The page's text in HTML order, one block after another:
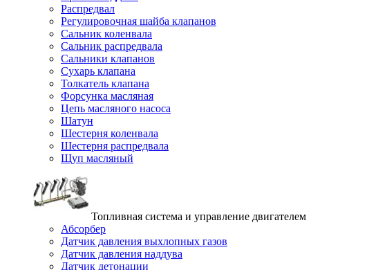
Распредвал
Регулировочная шайба клапанов
Сальник коленвала
Сальник распредвала
Сальники клапанов
Сухарь клапана
Толкатель клапана
Форсунка масляная
Цепь масляного насоса
Шатун
Шестерня коленвала
Шестерня распредвала
Щуп масляный
Топливная система и управление двигателем
Абсорбер
Датчик давления выхлопных газов
Датчик давления наддува
Датчик детонации